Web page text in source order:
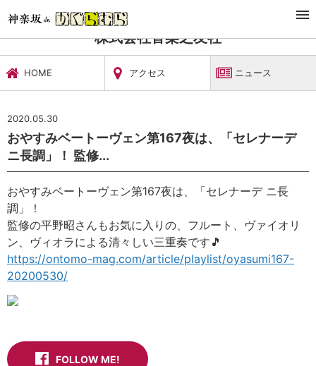
文化施設・ギャラリー
株式会社音楽之友社
HOME アクセス ニュース
2020.05.30
おやすみベートーヴェン第167夜は、「セレナーデ
ニ長調」！ 監修...
おやすみベートーヴェン第167夜は、「セレナーデ ニ長
調」！
監修の平野昭さんもお気に入りの、フルート、ヴァイオリ
ン、ヴィオラによる清々しい三重奏です 🎵
https://ontomo-mag.com/article/playlist/oyasumi167-
20200530/
FOLLOW ME!